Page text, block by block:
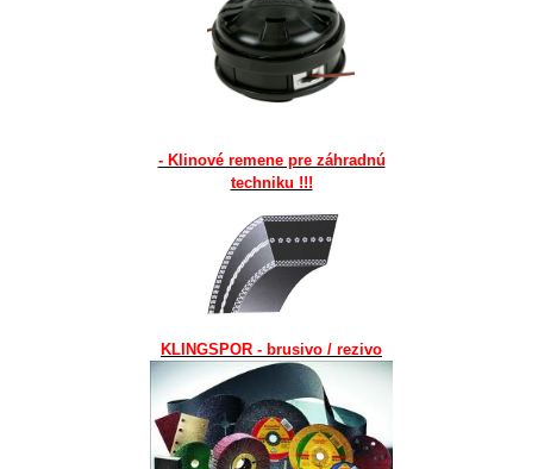
- Klinové remene pre záhradnú
techniku !!!
KLINGSPOR - brusivo / rezivo